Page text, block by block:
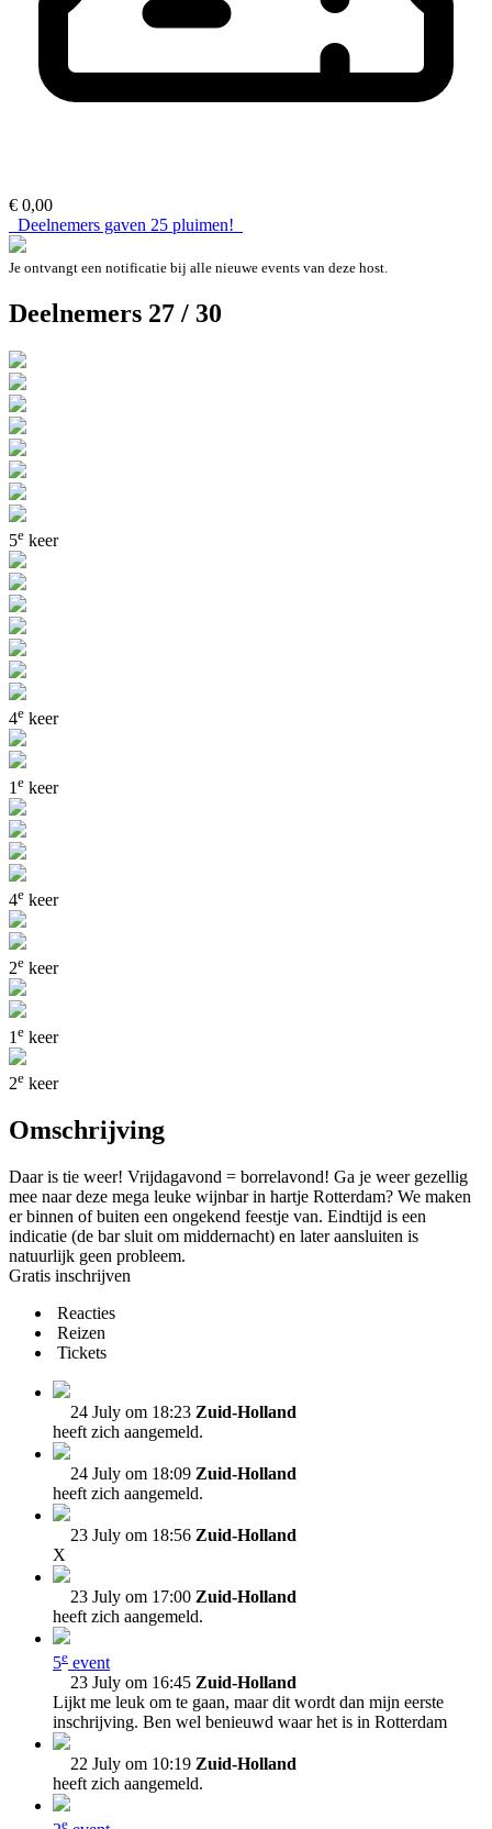
€ 0,00
Deelnemers gaven 25 pluimen!
Je ontvangt een notificatie bij alle nieuwe events van deze host.
Deelnemers 27 / 30
5e keer
4e keer
1 e keer
4e keer
2e keer
1 e keer
2e keer
Omschrijving
Daar is tie weer! Vrijdagavond = borrelavond! Ga je weer gezellig
mee naar deze mega leuke wijnbar in hartje Rotterdam? We maken
er binnen of buiten een ongekend feestje van. Eindtijd is een
indicatie (de bar sluit om middernacht) en later aansluiten is
natuurlijk geen probleem.
Gratis inschrijven
Reacties
Reizen
Tickets
24 July om 18:23 Zuid-Holland
heeft zich aangemeld.
24 July om 18:09 Zuid-Holland
heeft zich aangemeld.
23 July om 18:56 Zuid-Holland
X
23 July om 17:00 Zuid-Holland
heeft zich aangemeld.
5e event
23 July om 16:45 Zuid-Holland
Lijkt me leuk om te gaan, maar dit wordt dan mijn eerste
inschrijving. Ben wel benieuwd waar het is in Rotterdam
22 July om 10:19 Zuid-Holland
heeft zich aangemeld.
e